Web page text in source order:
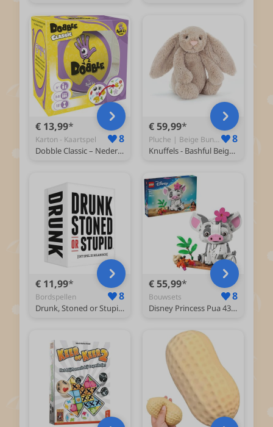
€ 13,99
Karton - Kaartspel 8
Dobble Classic – Nederlandstalig Kaartspel voor 2 tot 8 spelers - Leuk familiespel vanaf 6 jaar - Het razendsnelle zoekspel voor het hele gezin
€ 59,99
Pluche | Beige Bunny (Beige) - Knuffel 8
Knuffels - Bashful Beige Bunny - Beige - Konijn - Knuffel - 31 cm - Voor alle leeftijden
€ 11,99
Bordspellen 8
Drunk, Stoned or Stupid NL | Wit
€ 55,99
Bouwsets 8
Disney Princess Pua 43292